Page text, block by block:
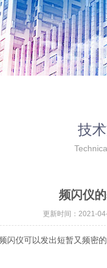
技
频闪仪
更新时间：2021-
仪可以发出短暂又频密